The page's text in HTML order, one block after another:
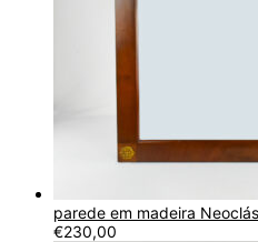
parede em madeira
€230,00